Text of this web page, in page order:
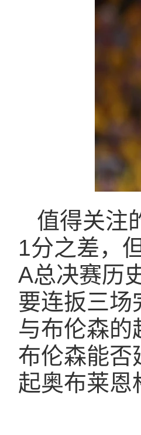
值得关注
1分之差，
A总决赛历
要连扳三场
与布伦森的
布伦森能否
起奥布莱恩